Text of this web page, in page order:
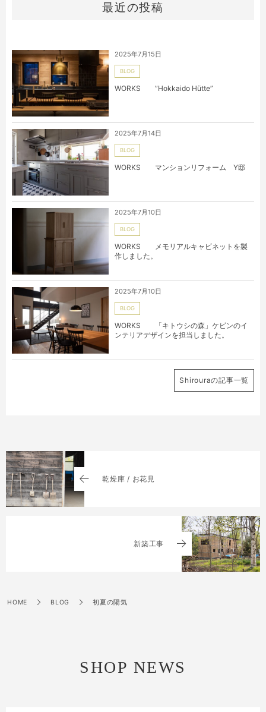
最近の投稿
2025年7月15日
BLOG
WORKS ”Hokkaido Hütte”
2025年7月14日
BLOG
WORKS マンションリフォーム Y邸
2025年7月10日
BLOG
WORKS メモリアルキャビネットを製
作しました。
2025年7月10日
BLOG
WORKS 「キトウシの森」ケビンのイ
ンテリアデザインを担当しました。
Shirouraの記事一覧
乾燥庫 / お花見
新築工事
HOME BLOG 初夏の陽気
SHOP NEWS